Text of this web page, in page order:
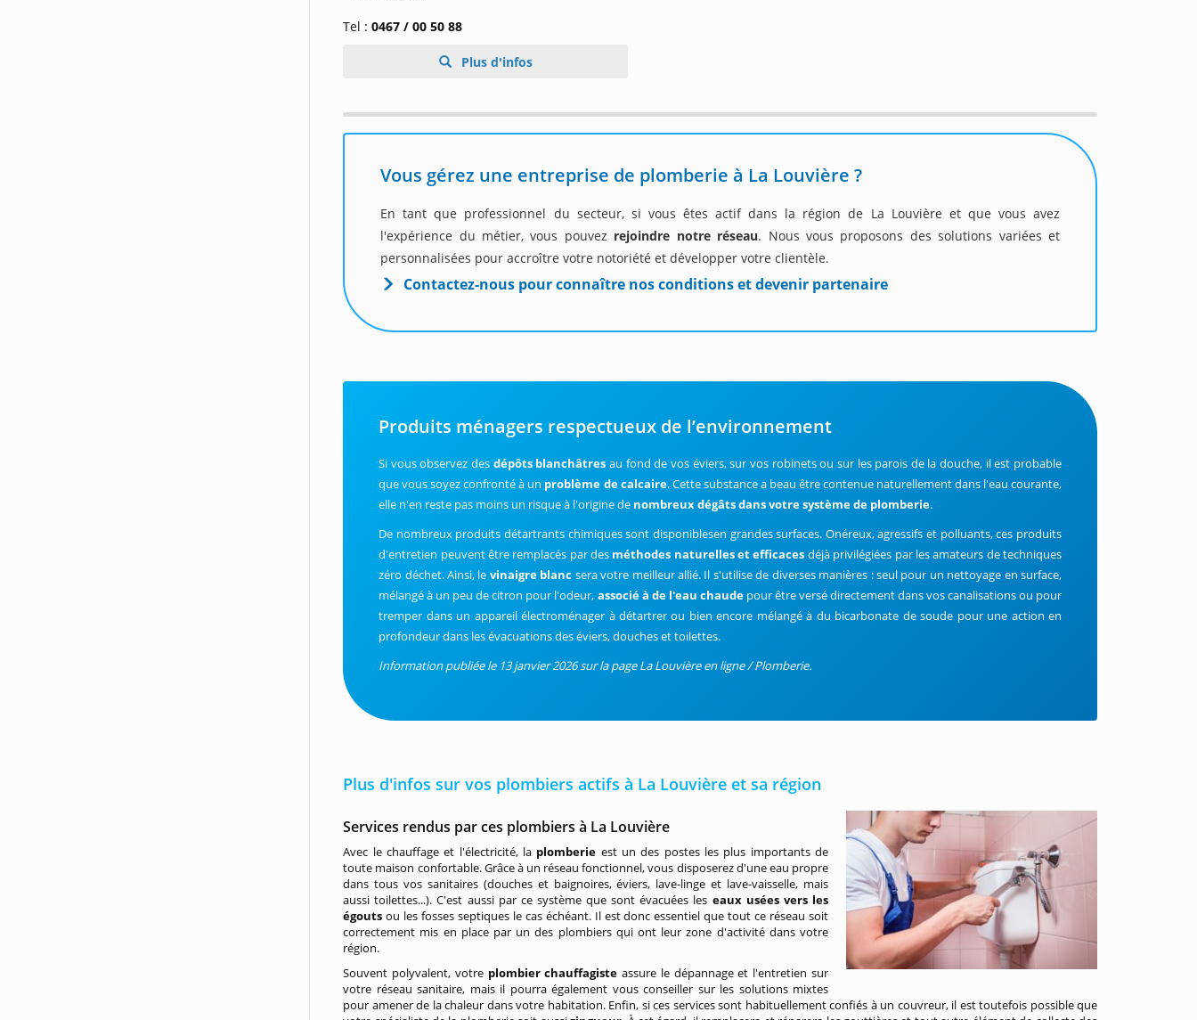
Tel :0467 / 00 50 88
Plus d'infos
Vous gérez une entreprise de plomberie à La Louvière ?
En tant que professionnel du secteur, si vous êtes actif dans la région de La Louvière et que vous avez
l'expérience du métier, vous pouvez rejoindre notre réseau. Nous vous proposons des solutions variées et
personnalisées pour accroître votre notoriété et développer votre clientèle.
Contactez-nous pour connaître nos conditions et devenir partenaire
Produits ménagers respectueux de l’environnement
Si vous observez des dépôts blanchâtres au fond de vos éviers, sur vos robinets ou sur les parois de la douche, il est probable
que vous soyez confronté à un problème de calcaire. Cette substance a beau être contenue naturellement dans l'eau courante,
elle n'en reste pas moins un risque à l'origine de nombreux dégâts dans votre système de plomberie.
De nombreux produits détartrants chimiques sont disponiblesen grandes surfaces. Onéreux, agressifs et polluants, ces produits
d'entretien peuvent être remplacés par des méthodes naturelles et efficaces déjà privilégiées par les amateurs de techniques
zéro déchet. Ainsi, le vinaigre blanc sera votre meilleur allié. Il s'utilise de diverses manières : seul pour un nettoyage en surface,
mélangé à un peu de citron pour l'odeur, associé à de l'eau chaudepour être versé directement dans vos canalisations ou pour
tremper dans un appareil électroménager à détartrer ou bien encore mélangé à du bicarbonate de soude pour une action en
profondeur dans les évacuations des éviers, douches et toilettes.
Information publiée le 13 janvier 2026 sur la page La Louvière en ligne / Plomberie.
Plus d'infos sur vos plombiers actifs à La Louvière et sa région
Services rendus par ces plombiers à La Louvière
Avec le chauffage et l'électricité, la plomberie est un des postes les plus importants de
toute maison confortable. Grâce à un réseau fonctionnel, vous disposerez d'une eau propre
dans tous vos sanitaires (douches et baignoires, éviers, lave-linge et lave-vaisselle, mais
aussi toilettes...). C'est aussi par ce système que sont évacuées les eaux usées vers les
égouts ou les fosses septiques le cas échéant. Il est donc essentiel que tout ce réseau soit
correctement mis en place par un des plombiers qui ont leur zone d'activité dans votre
région.
Souvent polyvalent, votre plombier chauffagisteassure le dépannage et l'entretien sur
votre réseau sanitaire, mais il pourra également vous conseiller sur les solutions mixtes
pour amener de la chaleur dans votre habitation. Enfin, si ces services sont habituellement confiés à un couvreur, il est toutefois possible que